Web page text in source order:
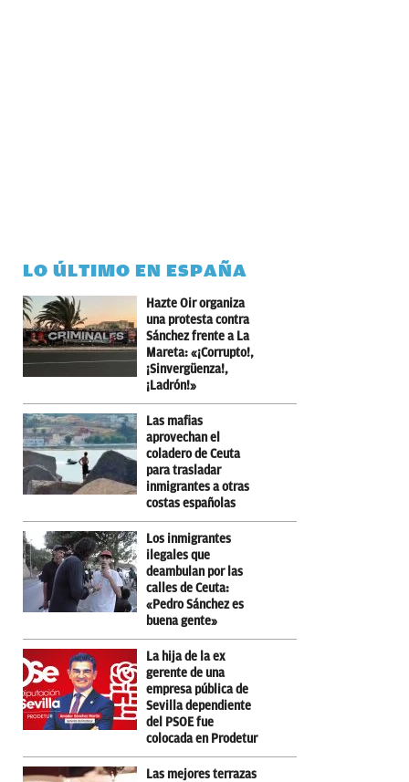
LO ÚLTIMO EN ESPAÑA
Hazte Oir organiza
una protesta contra
Sánchez frente a La
Mareta: «¡Corrupto!,
¡Sinvergüenza!,
¡Ladrón!»
Las mafias
aprovechan el
coladero de Ceuta
para trasladar
inmigrantes a otras
costas españolas
Los inmigrantes
ilegales que
deambulan por las
calles de Ceuta:
«Pedro Sánchez es
buena gente»
La hija de la ex
gerente de una
empresa pública de
Sevilla dependiente
del PSOE fue
colocada en Prodetur
Las mejores terrazas